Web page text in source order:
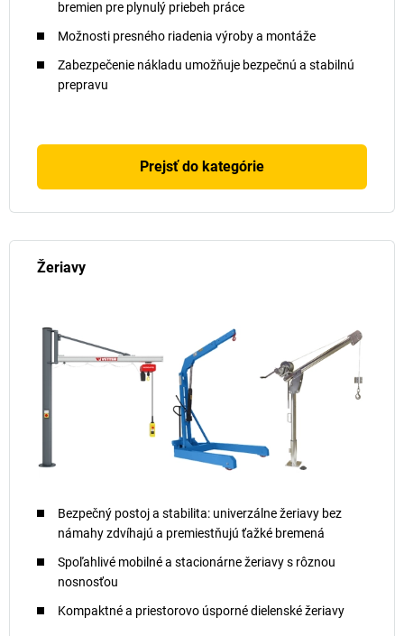
bremien pre plynulý priebeh práce
Možnosti presného riadenia výroby a montáže
Zabezpečenie nákladu umožňuje bezpečnú a stabilnú
prepravu
Prejsť do kategórie
Žeriavy
Bezpečný postoj a stabilita: univerzálne žeriavy bez
námahy zdvíhajú a premiestňujú ťažké bremená
Spoľahlivé mobilné a stacionárne žeriavy s rôznou
nosnosťou
Kompaktné a priestorovo úsporné dielenské žeriavy